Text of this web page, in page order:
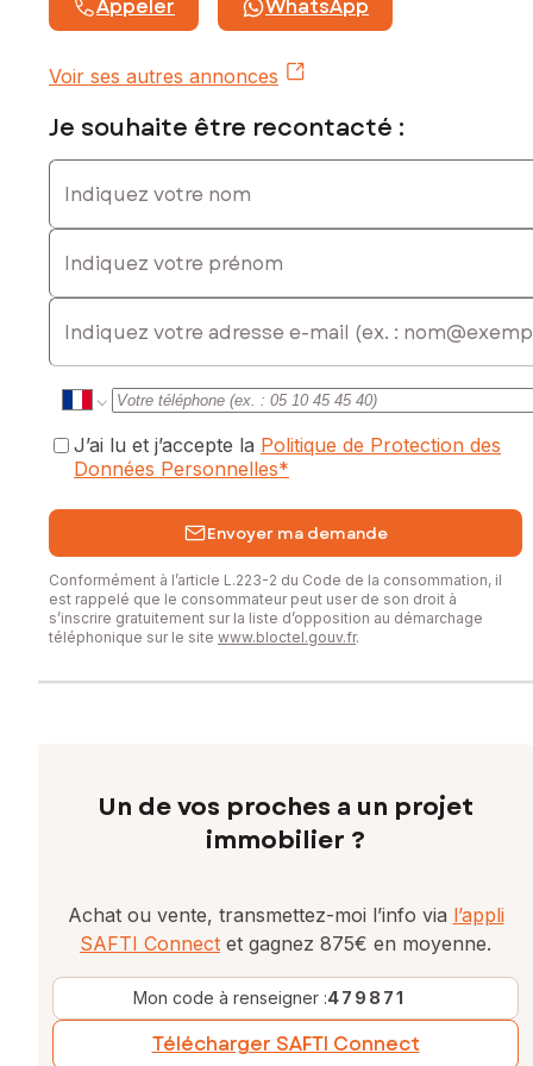
Appeler WhatsApp
Voir ses autres annonces
Je souhaite être recontacté :
Indiquez votre nom
Indiquez votre prénom
E-mail
J’ai lu et j’accepte la Politique de Protection des
Données Personnelles*
Envoyer ma demande
Conformément à l’article L.223-2 du Code de la consommation, il
est rappelé que le consommateur peut user de son droit à
s’inscrire gratuitement sur la liste d’opposition au démarchage
téléphonique sur le site www.bloctel.gouv.fr.
Un de vos proches a un projet
immobilier ?
Achat ou vente, transmettez-moi l’info via l’appli
SAFTI Connect et gagnez 875€ en moyenne.
Mon code à renseigner :479871
Télécharger SAFTI Connect